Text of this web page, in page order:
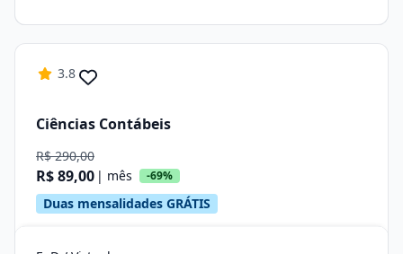
3.8
Ciências Contábeis
R$ 290,00
R$ 89,00 | mês -69%
Duas mensalidades GRÁTIS